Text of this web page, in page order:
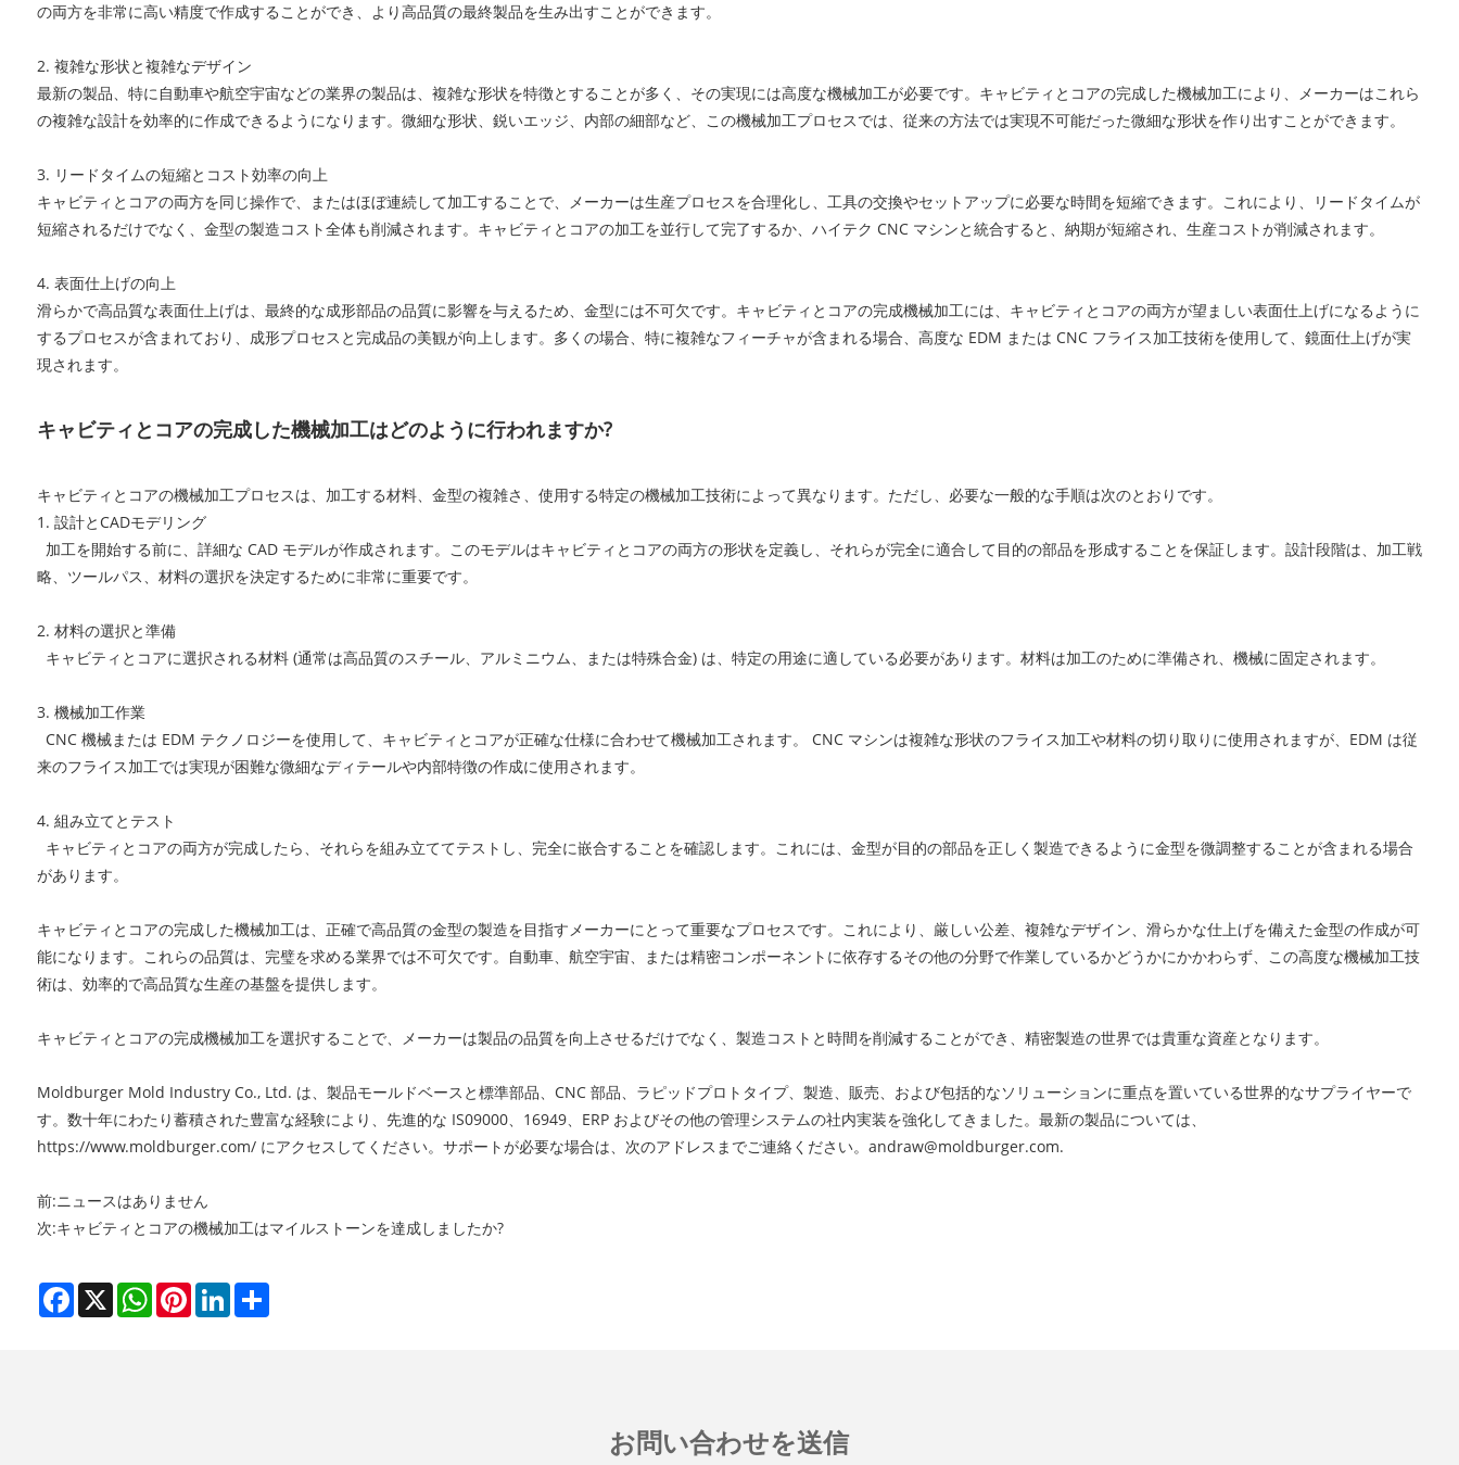
の両方を非常に高い精度で作成することができ、より高品質の最終製品を生み出すことができます。
2. 複雑な形状と複雑なデザイン
最新の製品、特に自動車や航空宇宙などの業界の製品は、複雑な形状を特徴とすることが多く、その実現には高度な機械加工が必要です。キャビティとコアの完成した機械加工により、メーカーはこれら
の複雑な設計を効率的に作成できるようになります。微細な形状、鋭いエッジ、内部の細部など、この機械加工プロセスでは、従来の方法では実現不可能だった微細な形状を作り出すことができます。
3. リードタイムの​​短縮とコスト効率の向上
キャビティとコアの両方を同じ操作で、またはほぼ連続して加工することで、メーカーは生産プロセスを合理化し、工具の交換やセットアップに必要な時間を短縮できます。これにより、リードタイムが
短縮されるだけでなく、金型の製造コスト全体も削減されます。キャビティとコアの加工を並行して完了するか、ハイテク CNC マシンと統合すると、納期が短縮され、生産コストが削減されます。
4. 表面仕上げの向上
滑らかで高品質な表面仕上げは、最終的な成形部品の品質に影響を与えるため、金型には不可欠です。キャビティとコアの完成機械加工には、キャビティとコアの両方が望ましい表面仕上げになるように
するプロセスが含まれており、成形プロセスと完成品の美観が向上します。多くの場合、特に複雑なフィーチャが含まれる場合、高度な EDM または CNC フライス加工技術を使用して、鏡面仕上げが実
現されます。
キャビティとコアの完成した機械加工はどのように行われますか?
キャビティとコアの機械加工プロセスは、加工する材料、金型の複雑さ、使用する特定の機械加工技術によって異なります。ただし、必要な一般的な手順は次のとおりです。
1. 設計とCADモデリング
加工を開始する前に、詳細な CAD モデルが作成されます。このモデルはキャビティとコアの両方の形状を定義し、それらが完全に適合して目的の部品を形成することを保証します。設計段階は、加工戦
略、ツールパス、材料の選択を決定するために非常に重要です。
2. 材料の選択と準備
キャビティとコアに選択される材料 (通常は高品質のスチール、アルミニウム、または特殊合金) は、特定の用途に適している必要があります。材料は加工のために準備され、機械に固定されます。
3. 機械加工作業
CNC 機械または EDM テクノロジーを使用して、キャビティとコアが正確な仕様に合わせて機械加工されます。 CNC マシンは複雑な形状のフライス加工や材料の切り取りに使用されますが、EDM は従
来のフライス加工では実現が困難な微細なディテールや内部特徴の作成に使用されます。
4. 組み立てとテスト
キャビティとコアの両方が完成したら、それらを組み立ててテストし、完全に嵌合することを確認します。これには、金型が目的の部品を正しく製造できるように金型を微調整することが含まれる場合
があります。
キャビティとコアの完成した機械加工は、正確で高品質の金型の製造を目指すメーカーにとって重要なプロセスです。これにより、厳しい公差、複雑なデザイン、滑らかな仕上げを備えた金型の作成が可
能になります。これらの品質は、完璧を求める業界では不可欠です。自動車、航空宇宙、または精密コンポーネントに依存するその他の分野で作業しているかどうかにかかわらず、この高度な機械加工技
術は、効率的で高品質な生産の基盤を提供します。
キャビティとコアの完成機械加工を選択することで、メーカーは製品の品​​質を向上させるだけでなく、製造コストと時間を削減することができ、精密製造の世界では貴重な資産となります。
Moldburger Mold Industry Co., Ltd. は、製品モールドベースと標準部品、CNC 部品、ラピッドプロトタイプ、製造、販売、および包括的なソリューションに重点を置いている世界的なサプライヤーで
す。数十年にわたり蓄積された豊富な経験により、先進的な IS09000、16949、ERP およびその他の管理システムの社内実装を強化してきました。最新の製品については、
https://www.moldburger.com/ にアクセスしてください。サポートが必要な場合は、次のアドレスまでご連絡ください。 andraw@moldburger.com.
前:ニュースはありません
次:キャビティとコアの機械加工はマイルストーンを達成しましたか?
Facebook
X WhatsAppPinterestLinkedInShare
お問い合わせを送信